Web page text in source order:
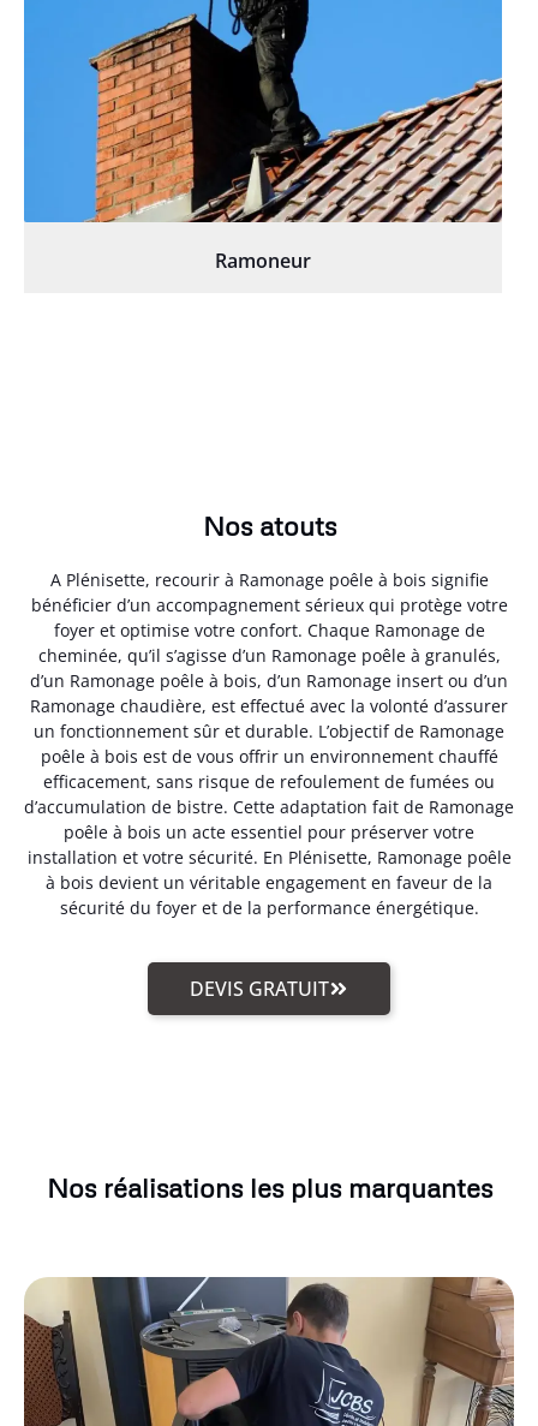
Ramoneur
Nos atouts
A Plénisette, recourir à Ramonage poêle à bois signifie
bénéficier d’un accompagnement sérieux qui protège votre
foyer et optimise votre confort. Chaque Ramonage de
cheminée, qu’il s’agisse d’un Ramonage poêle à granulés,
d’un Ramonage poêle à bois, d’un Ramonage insert ou d’un
Ramonage chaudière, est effectué avec la volonté d’assurer
un fonctionnement sûr et durable. L’objectif de Ramonage
poêle à bois est de vous offrir un environnement chauffé
efficacement, sans risque de refoulement de fumées ou
d’accumulation de bistre. Cette adaptation fait de Ramonage
poêle à bois un acte essentiel pour préserver votre
installation et votre sécurité. En Plénisette, Ramonage poêle
à bois devient un véritable engagement en faveur de la
sécurité du foyer et de la performance énergétique.
DEVIS GRATUIT
Nos réalisations les plus marquantes